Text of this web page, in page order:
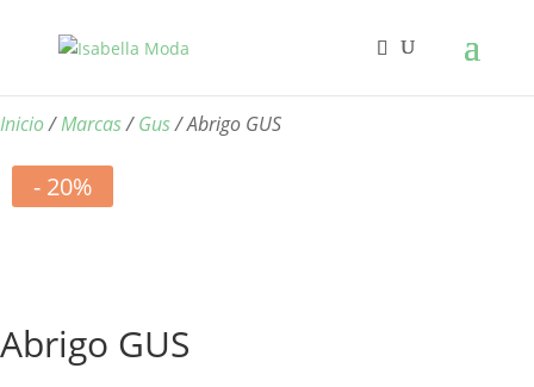
Inicio/Marcas/Gus/ Abrigo GUS
- 20%
Abrigo GUS